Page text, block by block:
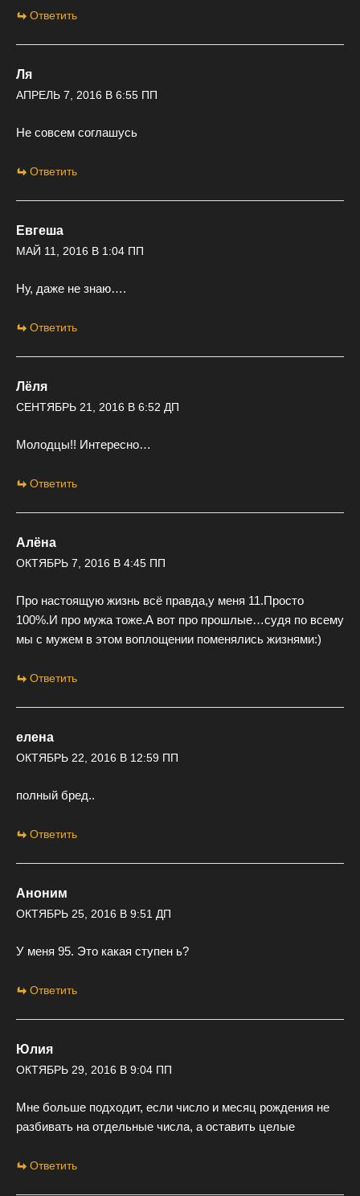
Ответить
Ля
АПРЕЛЬ 7, 2016 В 6:55 ПП
Не совсем соглашусь
Ответить
Евгеша
МАЙ 11, 2016 В 1:04 ПП
Ну, даже не знаю….
Ответить
Лёля
СЕНТЯБРЬ 21, 2016 В 6:52 ДП
Молодцы!! Интересно…
Ответить
Алёна
ОКТЯБРЬ 7, 2016 В 4:45 ПП
Про настоящую жизнь всё правда,у меня 11.Просто
100%.И про мужа тоже.А вот про прошлые…судя по всему
мы с мужем в этом воплощении поменялись жизнями:)
Ответить
елена
ОКТЯБРЬ 22, 2016 В 12:59 ПП
полный бред..
Ответить
Аноним
ОКТЯБРЬ 25, 2016 В 9:51 ДП
У меня 95. Это какая ступен ь?
Ответить
Юлия
ОКТЯБРЬ 29, 2016 В 9:04 ПП
Мне больше подходит, если число и месяц рождения не
разбивать на отдельные числа, а оставить целые
Ответить